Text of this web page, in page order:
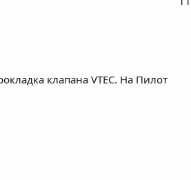
клапана VTEC. На Пилот